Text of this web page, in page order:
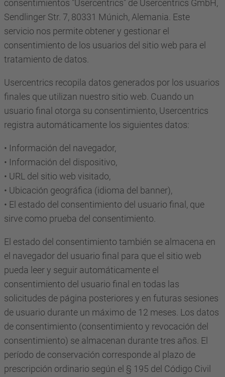
consentimientos "Usercentrics" de Usercentrics GmbH,
Sendlinger Str. 7, 80331 Múnich, Alemania. Este
servicio nos permite obtener y gestionar el
consentimiento de los usuarios del sitio web para el
tratamiento de datos.
Usercentrics recopila datos generados por los usuarios
finales que utilizan nuestro sitio web. Cuando un
usuario final otorga su consentimiento, Usercentrics
registra automáticamente los siguientes datos:
• Información del navegador,
• Información del dispositivo,
• URL del sitio web visitado,
• Ubicación geográfica (idioma del banner),
• El estado del consentimiento del usuario final, que
sirve como prueba del consentimiento.
El estado del consentimiento también se almacena en
el navegador del usuario final para que el sitio web
pueda leer y seguir automáticamente el
consentimiento del usuario final en todas las
solicitudes de página posteriores y en futuras sesiones
de usuario durante un máximo de 12 meses. Los datos
de consentimiento (consentimiento y revocación del
consentimiento) se almacenan durante tres años. El
período de conservación corresponde al plazo de
prescripción ordinario según el § 195 del Código Civil